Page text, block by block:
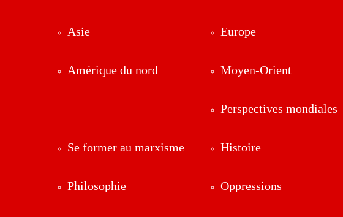
Asie
Amérique du nord
Europe
Moyen-Orient
Perspectives mondiales
Se former au marxisme
Philosophie
Histoire
Oppressions